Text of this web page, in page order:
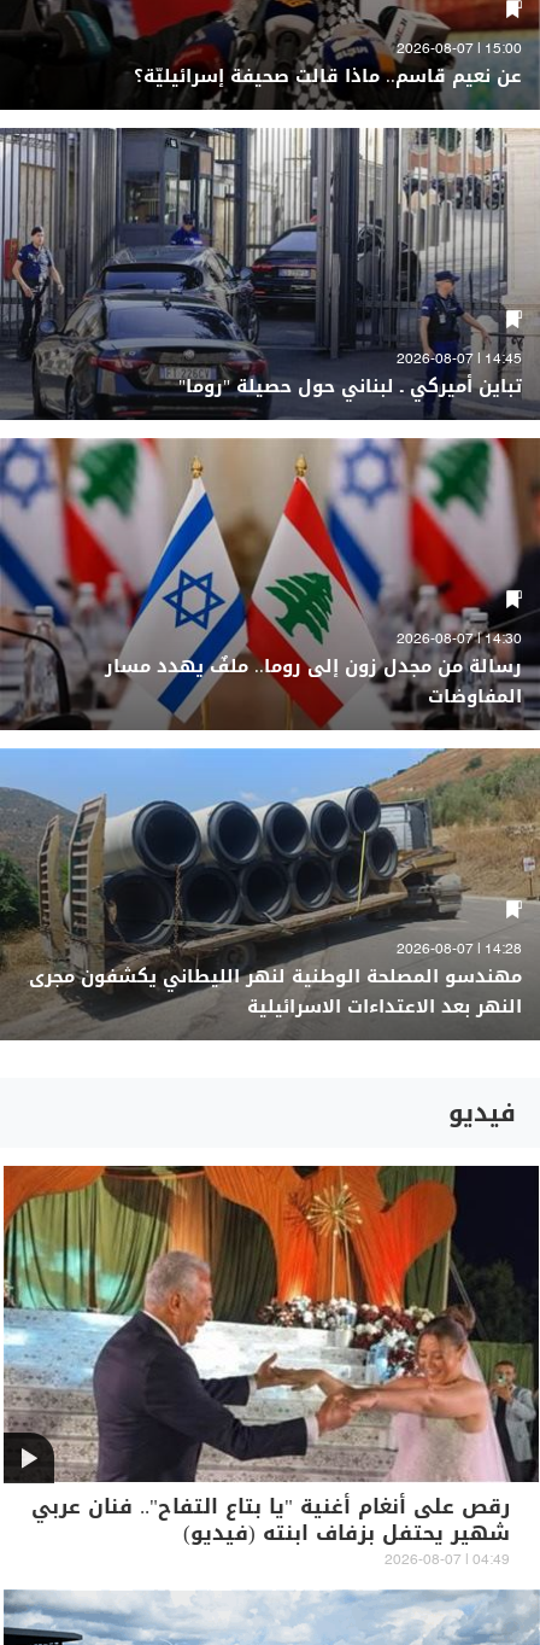
15:00 | 2026-08-07
عن نعيم قاسم.. ماذا قالت صحيفة إسرائيليّة؟
14:45 | 2026-08-07
تباين أميركي ـ لبناني حول حصيلة "روما"
14:30 | 2026-08-07
رسالة من مجدل زون إلى روما.. ملفٌ يهدد مسار
المفاوضات
14:28 | 2026-08-07
مهندسو المصلحة الوطنية لنهر الليطاني يكشفون مجرى
النهر بعد الاعتداءات الاسرائيلية
فيديو
رقص على أنغام أغنية "يا بتاع التفاح".. فنان عربي
شهير يحتفل بزفاف ابنته (فيديو)
04:49 | 2026-08-07